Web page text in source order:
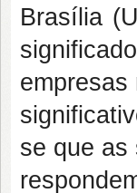
Brasília
empresas
se que as